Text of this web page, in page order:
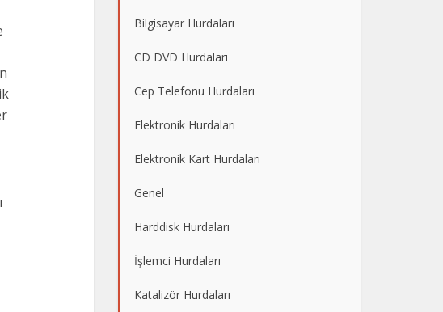
Bilgisayar Hurdaları
CD DVD Hurdaları
Cep Telefonu Hurdaları
Elektronik Hurdaları
Elektronik Kart Hurdaları
Genel
Harddisk Hurdaları
İşlemci Hurdaları
Katalizör Hurdaları